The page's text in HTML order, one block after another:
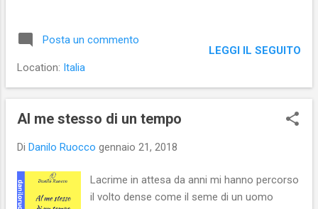
Posta un commento
Location: Italia
LEGGI IL SEGUITO
Al me stesso di un tempo
Di Danilo Ruocco gennaio 21, 2018
Lacrime in attesa da anni mi hanno percorso
il volto dense come il seme di un uomo